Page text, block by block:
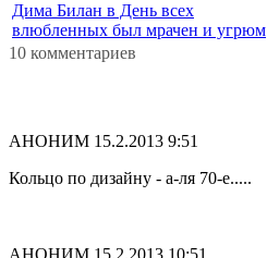
Дима Билан в День всех
влюбленных был мрачен и угрюм
10 комментариев
АНОНИМ 15.2.2013 9:51
Кольцо по дизайну - а-ля 70-е.....